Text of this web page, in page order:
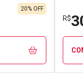
cada
cada 20% OFF
R$